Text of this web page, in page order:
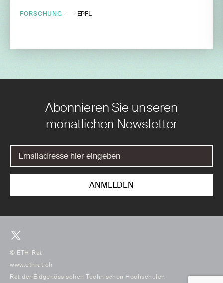
FORSCHUNG EPFL
Abonnieren Sie unseren
monatlichen Newsletter
© ETH-Rat
www.ethrat.ch
Rat der Eidgenössischen Technischen Hochschulen